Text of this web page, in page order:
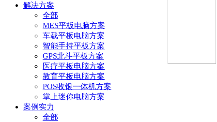
解决方案
全部
MES平板电脑方案
车载平板电脑方案
智能手持平板方案
GPS北斗平板方案
医疗平板电脑方案
教育平板电脑方案
POS收银一体机方案
掌上迷你电脑方案
案例实力
全部